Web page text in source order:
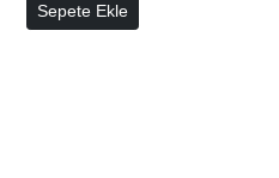
Sepete Ekle